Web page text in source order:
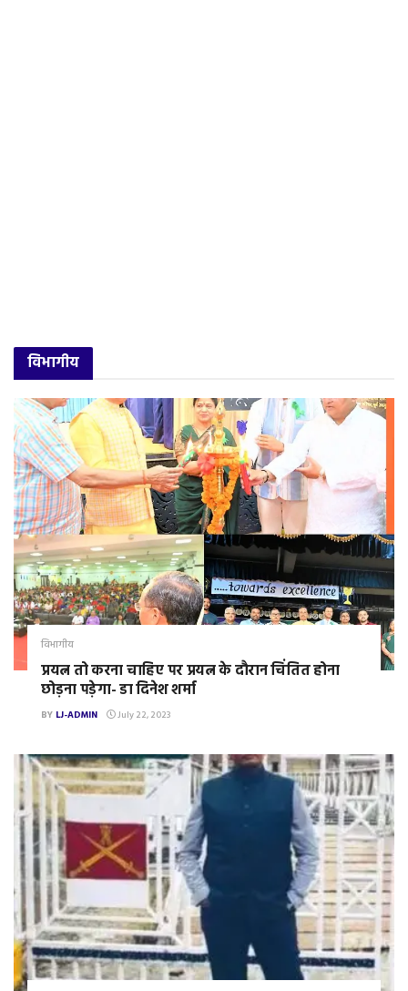
विभागीय
विभागीय
प्रयत्न तो करना चाहिए पर प्रयत्न के दौरान चिंतित होना
छोड़ना पड़ेगा- डा दिनेश शर्मा
BY LJ-ADMIN July 22, 2023